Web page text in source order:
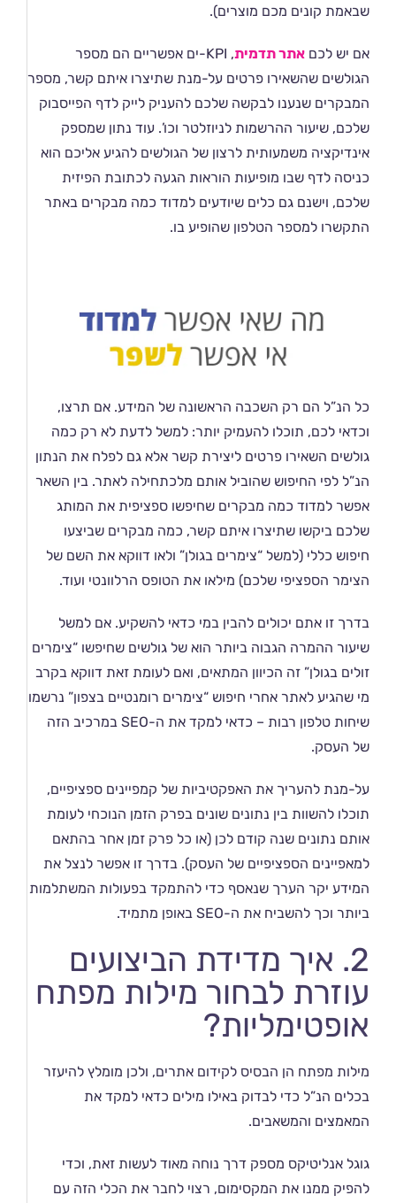
שבאמת קונים מכם מוצרים).
אם יש לכם אתר תדמית
, KPI-ים אפשריים הם מספר
הגולשים שהשאירו פרטים על-מנת שתיצרו איתם קשר, מספר
המבקרים שנענו לבקשה שלכם להעניק לייק לדף הפייסבוק
שלכם, שיעור ההרשמות לניוזלטר וכו’. עוד נתון שמספק
אינדיקציה משמעותית לרצון של הגולשים להגיע אליכם הוא
כניסה לדף שבו מופיעות הוראות הגעה לכתובת הפיזית
שלכם, וישנם גם כלים שיודעים למדוד כמה מבקרים באתר
התקשרו למספר הטלפון שהופיע בו.
כל הנ”ל הם רק השכבה הראשונה של המידע. אם תרצו,
וכדאי לכם, תוכלו להעמיק יותר: למשל לדעת לא רק כמה
גולשים השאירו פרטים ליצירת קשר אלא גם לפלח את הנתון
הנ”ל לפי החיפוש שהוביל אותם מלכתחילה לאתר. בין השאר
אפשר למדוד כמה מבקרים שחיפשו ספציפית את המותג
שלכם ביקשו שתיצרו איתם קשר, כמה מבקרים שביצעו
חיפוש כללי (למשל “צימרים בגולן” ולאו דווקא את השם של
הצימר הספציפי שלכם) מילאו את הטופס הרלוונטי ועוד.
בדרך זו אתם יכולים להבין במי כדאי להשקיע. אם למשל
שיעור ההמרה הגבוה ביותר הוא של גולשים שחיפשו “צימרים
זולים בגולן” זה הכיוון המתאים, ואם לעומת זאת דווקא בקרב
מי שהגיע לאתר אחרי חיפוש “צימרים רומנטיים בצפון” נרשמו
שיחות טלפון רבות – כדאי למקד את ה-SEO במרכיב הזה
של העסק.
על-מנת להעריך את האפקטיביות של קמפיינים ספציפיים,
תוכלו להשוות בין נתונים שונים בפרק הזמן הנוכחי לעומת
אותם נתונים שנה קודם לכן (או כל פרק זמן אחר בהתאם
למאפיינים הספציפיים של העסק). בדרך זו אפשר לנצל את
המידע יקר הערך שנאסף כדי להתמקד בפעולות המשתלמות
ביותר וכך להשביח את ה-SEO באופן מתמיד.
2. איך מדידת הביצועים
עוזרת לבחור מילות מפתח
אופטימליות?
מילות מפתח הן הבסיס לקידום אתרים, ולכן מומלץ להיעזר
בכלים הנ”ל כדי לבדוק באילו מילים כדאי למקד את
המאמצים והמשאבים.
גוגל אנליטיקס מספק דרך נוחה מאוד לעשות זאת, וכדי
להפיק ממנו את המקסימום, רצוי לחבר את הכלי הזה עם